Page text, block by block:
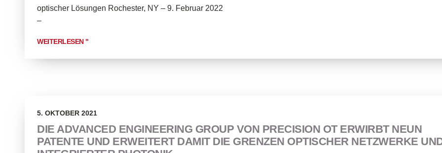
optischer Lösungen Rochester, NY – 9. Februar 2022
–
WEITERLESEN "
DIE ADVANCED ENGINEERING GROUP VON PRECISION OT ERWIRBT NEUN
PATENTE UND ERWEITERT DAMIT DIE GRENZEN OPTISCHER NETZWERKE
5. OKTOBER 2021